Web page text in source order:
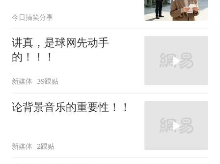
今日搞笑分享
讲真，是球网先动手
的！！！
新媒体 39跟贴
论背景音乐的重要性！！
新媒体 2跟贴